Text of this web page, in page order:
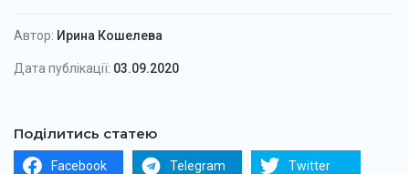
Автор: Ирина Кошелева
Дата публікації: 03.09.2020
Поділитись статею
Facebook Telegram Twitter